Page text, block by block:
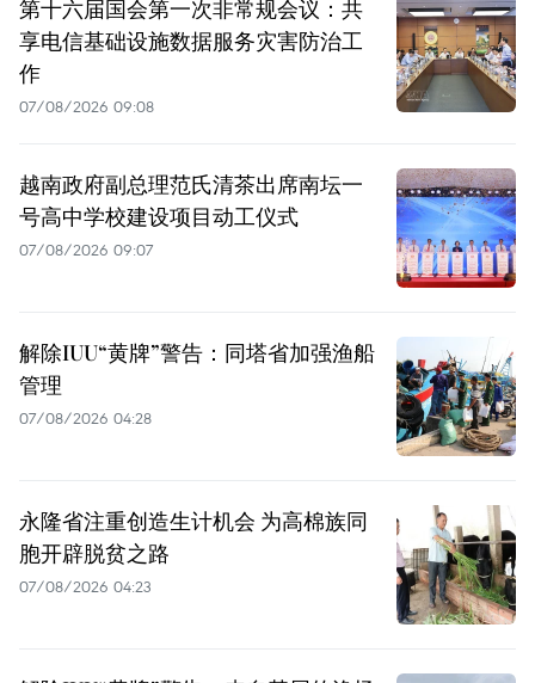
第十六届国会第一次非常规会议：共
享电信基础设施数据服务灾害防治工
作
07/08/2026 09:08
越南政府副总理范氏清茶出席南坛一
号高中学校建设项目动工仪式
07/08/2026 09:07
解除IUU“黄牌”警告：同塔省加强渔船
管理
07/08/2026 04:28
永隆省注重创造生计机会 为高棉族同
胞开辟脱贫之路
07/08/2026 04:23